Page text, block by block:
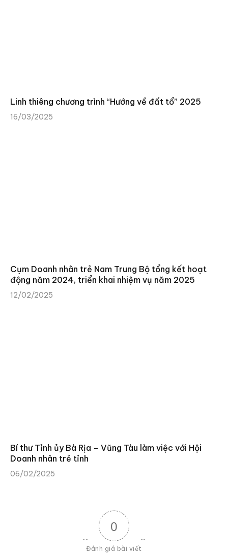
Linh thiêng chương trình “Hướng về đất tổ” 2025
16/03/2025
Cụm Doanh nhân trẻ Nam Trung Bộ tổng kết hoạt
động năm 2024, triển khai nhiệm vụ năm 2025
12/02/2025
Bí thư Tỉnh ủy Bà Rịa – Vũng Tàu làm việc với Hội
Doanh nhân trẻ tỉnh
06/02/2025
0
Đánh giá bài viết